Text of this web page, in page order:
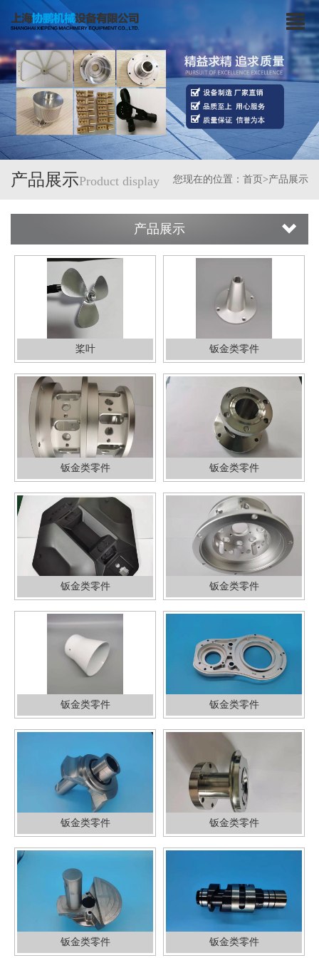
产品展示Product display 您现在的位置： 首页 >产品展示
产品展示
桨叶 钣金类零件
钣金类零件 钣金类零件
钣金类零件 钣金类零件
钣金类零件 钣金类零件
钣金类零件 钣金类零件
钣金类零件 钣金类零件